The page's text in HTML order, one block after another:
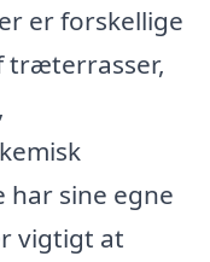
er forskellige
træterrasser,
har sine egne
vigtigt at